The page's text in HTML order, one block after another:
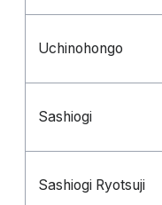
Uchinohongo
Sashiogi
Sashiogi Ryotsuji